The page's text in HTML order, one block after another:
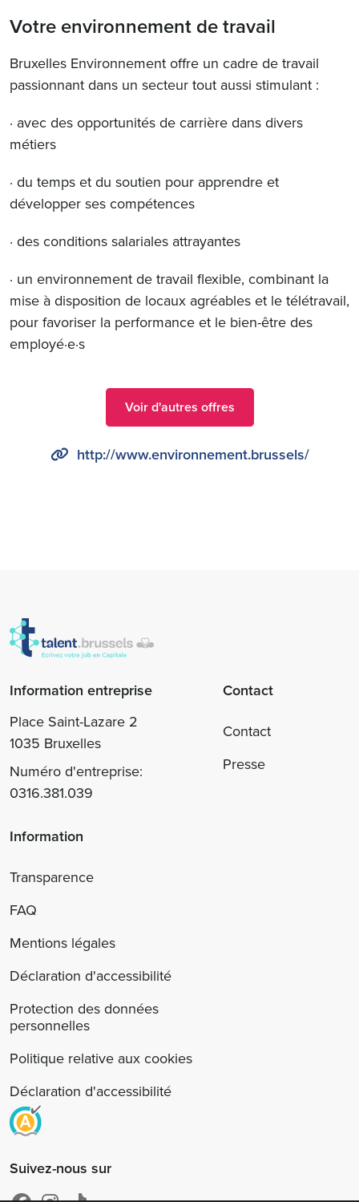
Votre environnement de travail
Bruxelles Environnement offre un cadre de travail
passionnant dans un secteur tout aussi stimulant :
· avec des opportunités de carrière dans divers
métiers
· du temps et du soutien pour apprendre et
développer ses compétences
· des conditions salariales attrayantes
· un environnement de travail flexible, combinant la
mise à disposition de locaux agréables et le télétravail,
pour favoriser la performance et le bien-être des
employé·e·s
Voir d'autres offres
http://www.environnement.brussels/
Information entreprise
Place Saint-Lazare 2
1035 Bruxelles
Numéro d'entreprise:
0316.381.039
Contact
Contact
Presse
Information
Transparence
FAQ
Mentions légales
Déclaration d'accessibilité
Protection des données
personnelles
Politique relative aux cookies
Déclaration d'accessibilité
Suivez-nous sur